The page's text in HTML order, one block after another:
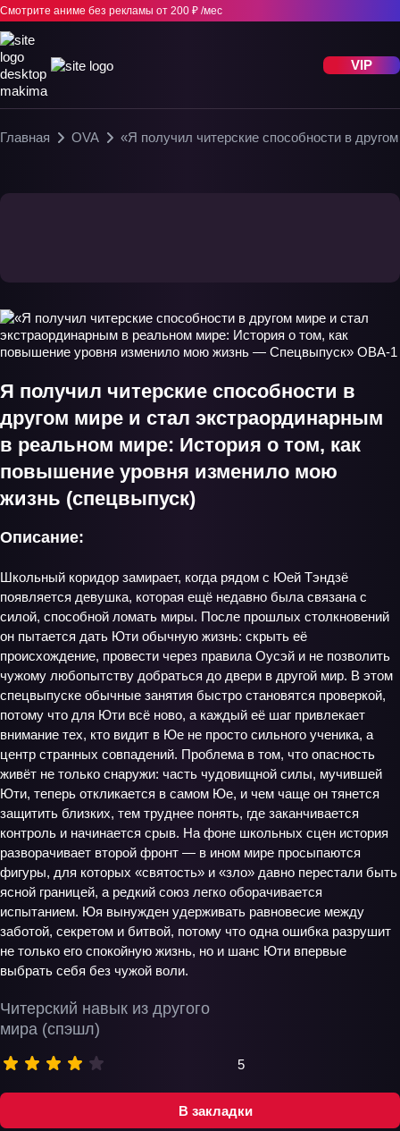
Смотрите аниме без рекламы от 200 ₽ /мес
VIP
Главная OVA
В закладки
Я получил читерские способности в
другом мире и стал экстраординарным
в реальном мире: История о том, как
повышение уровня изменило мою
жизнь (спецвыпуск)
Читерский навык из другого
мира (спэшл)
5
Описание:
Школьный коридор замирает, когда рядом с Юей Тэндзё
появляется девушка, которая ещё недавно была связана с
силой, способной ломать миры. После прошлых столкновений
он пытается дать Юти обычную жизнь: скрыть её
происхождение, провести через правила Оусэй и не позволить
чужому любопытству добраться до двери в другой мир. В этом
спецвыпуске обычные занятия быстро становятся проверкой,
потому что для Юти всё ново, а каждый её шаг привлекает
внимание тех, кто видит в Юе не просто сильного ученика, а
центр странных совпадений. Проблема в том, что опасность
живёт не только снаружи: часть чудовищной силы, мучившей
Юти, теперь откликается в самом Юе, и чем чаще он тянется
защитить близких, тем труднее понять, где заканчивается
контроль и начинается срыв. На фоне школьных сцен история
разворачивает второй фронт — в ином мире просыпаются
фигуры, для которых «святость» и «зло» давно перестали быть
ясной границей, а редкий союз легко оборачивается
испытанием. Юя вынужден удерживать равновесие между
заботой, секретом и битвой, потому что одна ошибка разрушит
не только его спокойную жизнь, но и шанс Юти впервые
выбрать себя без чужой воли.